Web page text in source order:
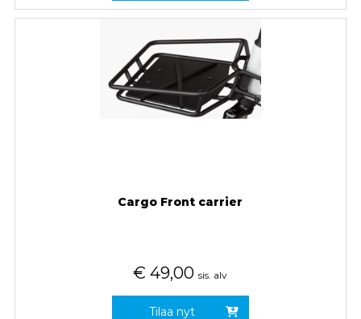
Cargo Front carrier
€ 49,00 sis. alv
Tilaa nyt